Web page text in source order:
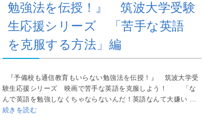
勉強法を伝授！』 筑波大学受験
生応援シリーズ 「苦手な英語
を克服する方法」編
『予備校も通信教育もいらない勉強法を伝授！』 筑波大学受
験生応援シリーズ 映画で苦手な英語を克服しよう！ 「な
んで英語を勉強しなくちゃならないんだ！英語なんて大嫌い …
続きを読む